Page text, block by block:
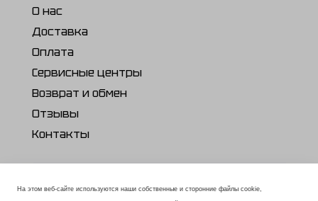
О нас
Доставка
Оплата
Сервисные центры
Возврат и обмен
Отзывы
Контакты
Каталог продукции
На этом веб-сайте используются наши собственные и сторонние файлы cookie,